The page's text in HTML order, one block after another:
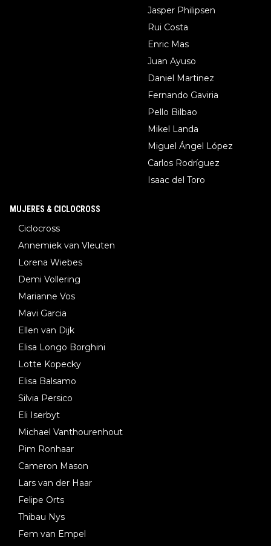
Jasper Philipsen
Rui Costa
Enric Mas
Juan Ayuso
Daniel Martinez
Fernando Gaviria
Pello Bilbao
Mikel Landa
Miguel Ángel López
Carlos Rodríguez
Isaac del Toro
MUJERES & CICLOCROSS
Ciclocross
Annemiek van Vleuten
Lorena Wiebes
Demi Vollering
Marianne Vos
Mavi Garcia
Ellen van Dijk
Elisa Longo Borghini
Lotte Kopecky
Elisa Balsamo
Silvia Persico
Eli Iserbyt
Michael Vanthourenhout
Pim Ronhaar
Cameron Mason
Lars van der Haar
Felipe Orts
Thibau Nys
Fem van Empel